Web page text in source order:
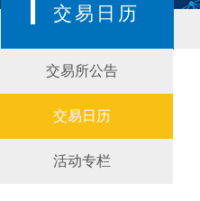
交易日历
交易所公告
交易日历
活动专栏